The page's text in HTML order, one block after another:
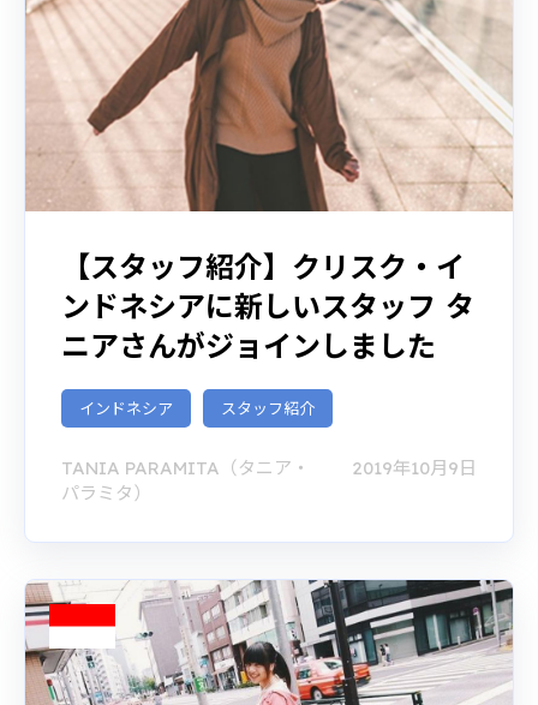
【スタッフ紹介】クリスク・イ
ンドネシアに新しいスタッフ タ
ニアさんがジョインしました
インドネシア スタッフ紹介
TANIA PARAMITA（タニア・
パラミタ）
2019年10月9日